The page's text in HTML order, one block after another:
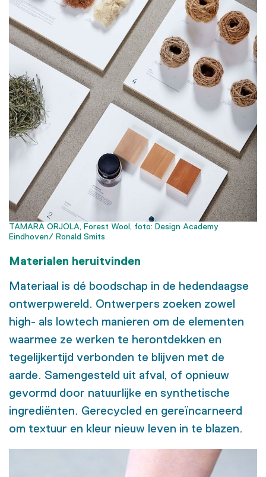
TAMARA ORJOLA, Forest Wool, foto: Design Academy
Eindhoven/ Ronald Smits
Materialen heruitvinden
Materiaal is dé boodschap in de hedendaagse
ontwerpwereld. Ontwerpers zoeken zowel
high- als lowtech manieren om de elementen
waarmee ze werken te herontdekken en
tegelijkertijd verbonden te blijven met de
aarde. Samengesteld uit afval, of opnieuw
gevormd door natuurlijke en synthetische
ingrediënten. Gerecycled en gereïncarneerd
om textuur en kleur nieuw leven in te blazen.